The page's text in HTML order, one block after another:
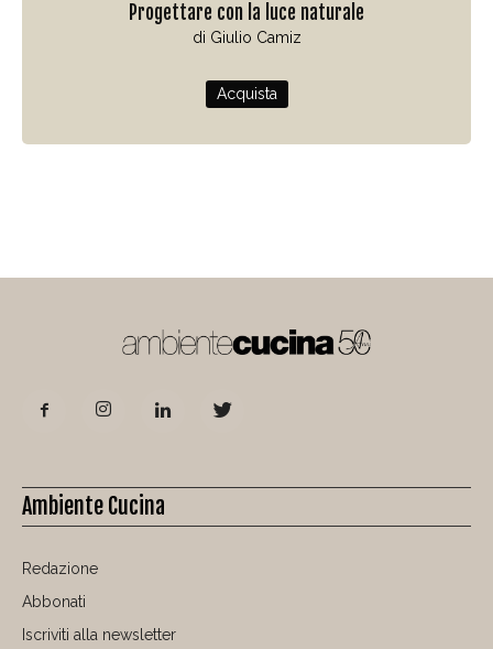
Progettare con la luce naturale
di Giulio Camiz
Acquista
Ambiente Cucina
Redazione
Abbonati
Iscriviti alla newsletter